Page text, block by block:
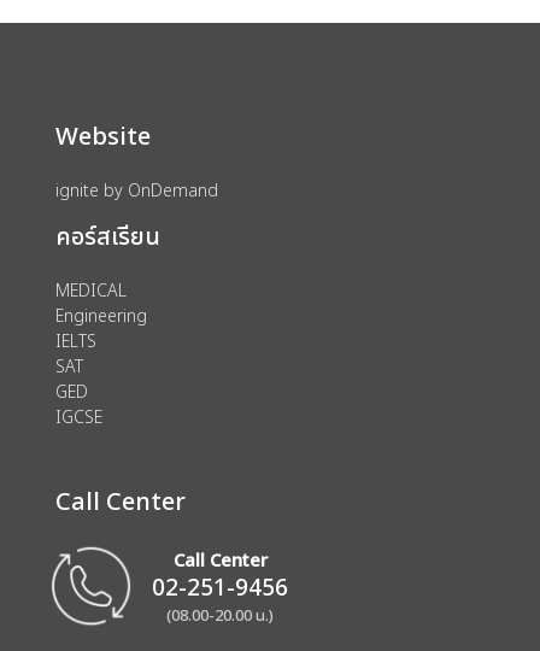
Website
ignite by OnDemand
คอร์สเรียน
MEDICAL
Engineering
IELTS
SAT
GED
IGCSE
Call Center
Call Center
02-251-9456
(08.00-20.00 น.)